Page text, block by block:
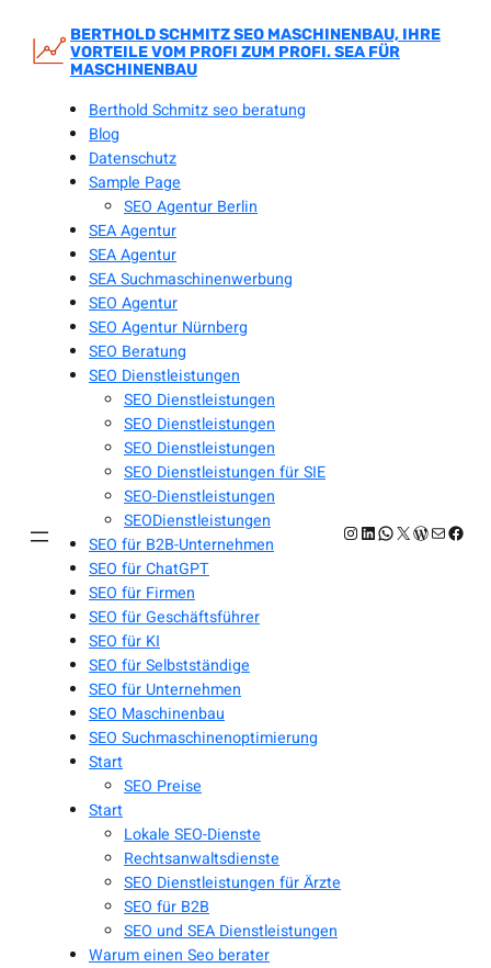
Inhalt
springen
BERTHOLD SCHMITZ SEO MASCHINENBAU, IHRE
VORTEILE VOM PROFI ZUM PROFI. SEA FÜR
MASCHINENBAU
Berthold Schmitz seo beratung
Blog
Datenschutz
Sample Page
SEO Agentur Berlin
SEA Agentur
SEA Agentur
SEA Suchmaschinenwerbung
SEO Agentur
SEO Agentur Nürnberg
SEO Beratung
SEO Dienstleistungen
SEO Dienstleistungen
SEO Dienstleistungen
SEO Dienstleistungen
SEO Dienstleistungen für SIE
SEO-Dienstleistungen
SEODienstleistungen
SEO für B2B-Unternehmen
SEO für ChatGPT
SEO für Firmen
SEO für Geschäftsführer
SEO für KI
SEO für Selbstständige
SEO für Unternehmen
SEO Maschinenbau
SEO Suchmaschinenoptimierung
Start
SEO Preise
Start
Lokale SEO-Dienste
Rechtsanwaltsdienste
SEO Dienstleistungen für Ärzte
SEO für B2B
SEO und SEA Dienstleistungen
Warum einen Seo berater
Instagram
LinkedIn
WhatsApp
X E-Mail